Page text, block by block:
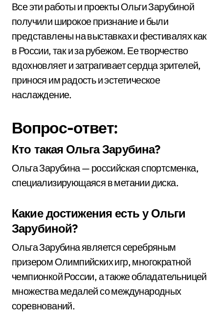
Все эти работы и проекты Ольги Зарубиной
получили широкое признание и были
представлены на выставках и фестивалях как
в России, так и за рубежом. Ее творчество
вдохновляет и затрагивает сердца зрителей,
принося им радость и эстетическое
наслаждение.
Вопрос-ответ:
Кто такая Ольга Зарубина?
Ольга Зарубина — российская спортсменка,
специализирующаяся в метании диска.
Какие достижения есть у Ольги
Зарубиной?
Ольга Зарубина является серебряным
призером Олимпийских игр, многократной
чемпионкой России, а также обладательницей
множества медалей со международных
соревнований.